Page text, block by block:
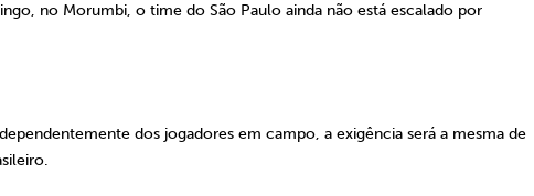
no Morumbi, o time do São Paulo ainda não está escalado por
dos jogadores em campo, a exigência será a mesma de